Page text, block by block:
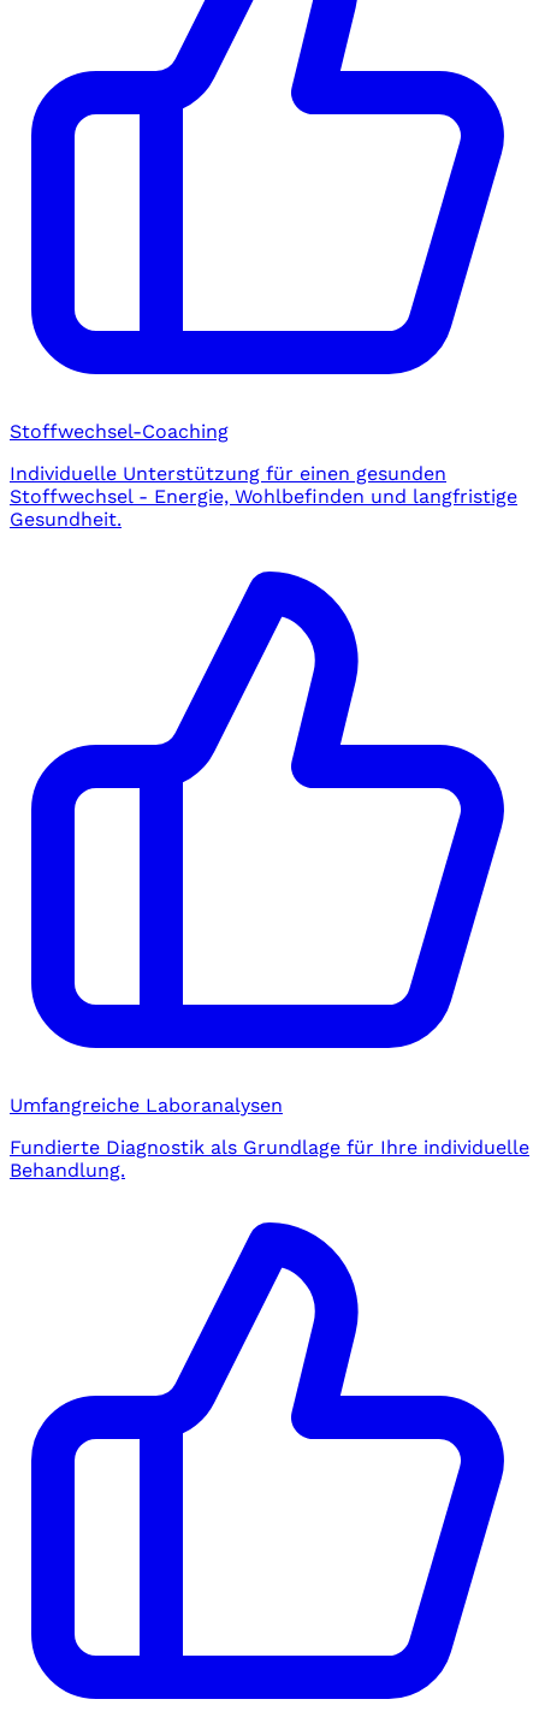
Stoffwechsel-Coaching
Individuelle Unterstützung für einen gesunden
Stoffwechsel - Energie, Wohlbefinden und langfristige
Gesundheit.
Umfangreiche Laboranalysen
Fundierte Diagnostik als Grundlage für Ihre individuelle
Behandlung.